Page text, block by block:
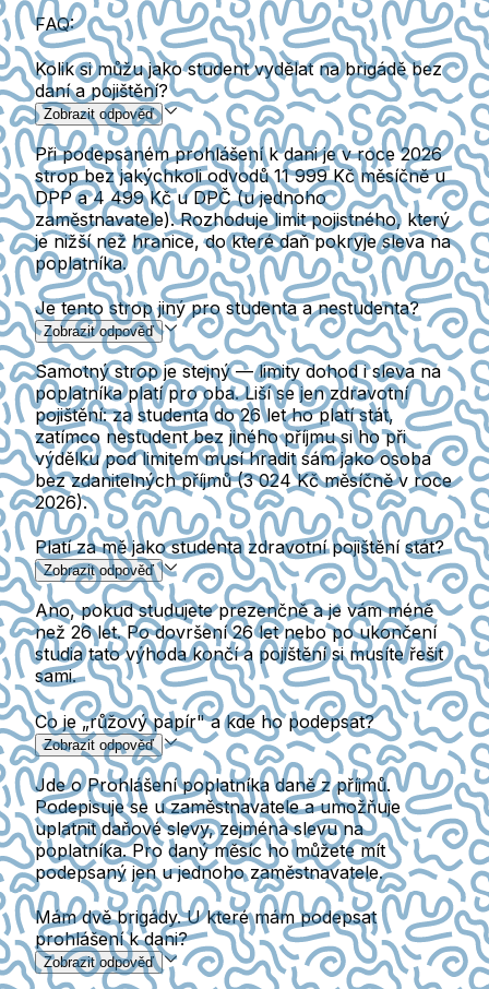
FAQ:
Kolik si můžu jako student vydělat na brigádě bez
daní a pojištění?
Zobrazit odpověď
Při podepsaném prohlášení k dani je v roce 2026
strop bez jakýchkoli odvodů 11 999 Kč měsíčně u
DPP a 4 499 Kč u DPČ (u jednoho
zaměstnavatele). Rozhoduje limit pojistného, který
je nižší než hranice, do které daň pokryje sleva na
poplatníka.
Je tento strop jiný pro studenta a nestudenta?
Zobrazit odpověď
Samotný strop je stejný — limity dohod i sleva na
poplatníka platí pro oba. Liší se jen zdravotní
pojištění: za studenta do 26 let ho platí stát,
zatímco nestudent bez jiného příjmu si ho při
výdělku pod limitem musí hradit sám jako osoba
bez zdanitelných příjmů (3 024 Kč měsíčně v roce
2026).
Platí za mě jako studenta zdravotní pojištění stát?
Zobrazit odpověď
Ano, pokud studujete prezenčně a je vám méně
než 26 let. Po dovršení 26 let nebo po ukončení
studia tato výhoda končí a pojištění si musíte řešit
sami.
Co je „růžový papír" a kde ho podepsat?
Zobrazit odpověď
Jde o Prohlášení poplatníka daně z příjmů.
Podepisuje se u zaměstnavatele a umožňuje
uplatnit daňové slevy, zejména slevu na
poplatníka. Pro daný měsíc ho můžete mít
podepsaný jen u jednoho zaměstnavatele.
Mám dvě brigády. U které mám podepsat
prohlášení k dani?
Zobrazit odpověď